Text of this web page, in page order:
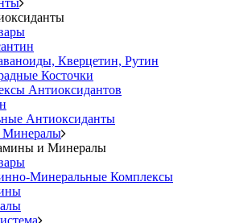
Кверцетин, Рутин
Косточки
Антиоксидантов
Антиоксиданты
и Минералы
Минеральные Комплексы